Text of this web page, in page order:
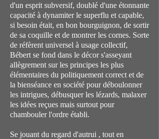
d'un esprit subversif, doublé d'une étonnante
capacité à dynamiter le superflu et capable,
si besoin était, en bon bourguignon, de sortir
de sa coquille et de montrer les cornes. Sorte
de réfèrent universel à usage collectif,
Bébert se fond dans le décor s'asseyant
allègrement sur les principes les plus
élémentaires du politiquement correct et de
la bienséance en société pour déboulonner
les intrigues, débusquer les lézards, malaxer
les idées reçues mais surtout pour
chambouler l'ordre établi.
Se jouant du regard d'autrui , tout en